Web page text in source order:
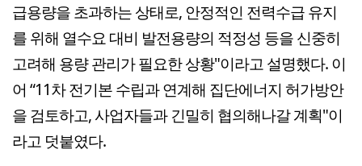
급용량을 초과하는 상태로, 안정적인 전력수급 유지
를 위해 열수요 대비 발전용량의 적정성 등을 신중히
고려해 용량 관리가 필요한 상황"이라고 설명했다. 이
어 “11차 전기본 수립과 연계해 집단에너지 허가방안
을 검토하고, 사업자들과 긴밀히 협의해나갈 계획"이
라고 덧붙였다.